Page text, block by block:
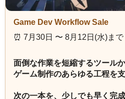
Game Dev Workflow Sale
⏰️ 7月30日 〜 8月12日(水)まで
面倒な作業を短縮するツール
ゲーム制作のあらゆる工程を
次の一本を、少しでも早く完